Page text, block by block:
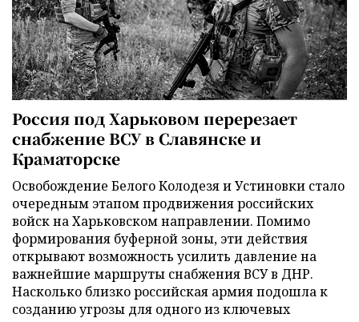
Россия под Харьковом перерезает
снабжение ВСУ в Славянске и
Краматорске
Освобождение Белого Колодезя и Устиновки стало
очередным этапом продвижения российских
войск на Харьковском направлении. Помимо
формирования буферной зоны, эти действия
открывают возможность усилить давление на
важнейшие маршруты снабжения ВСУ в ДНР.
Насколько близко российская армия подошла к
созданию угрозы для одного из ключевых